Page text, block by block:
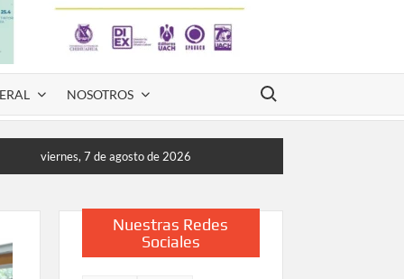
NOSOTROS
Buscar:
viernes, 7 de agosto de 2026
Nuestras Redes
Sociales